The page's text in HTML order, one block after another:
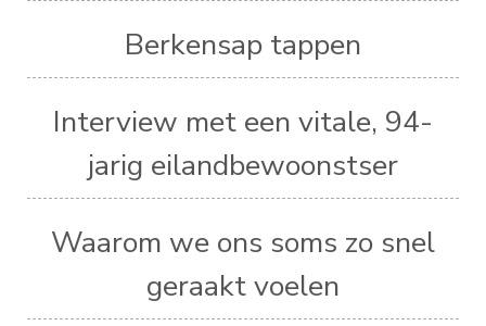
Berkensap tappen
Interview met een vitale, 94-
jarig eilandbewoonstser
Waarom we ons soms zo snel
geraakt voelen